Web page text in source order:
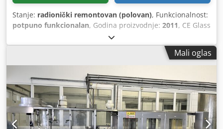
Stanje: radionički remontovan (polovan), Funkcionalnost:
potpuno funkcionalan, Godina proizvodnje: 2011, CE Glass
vertikalna mašina za pranje i sušenje stakla, širine
1600mm. Chsdpfx Acox A Uq Ho Dja Mašina je servisirana,
pregledana i odmah spremna za rad. Nove gumice za
izvlačenje vode, novi ležajevi. Pravac rada: s desna na levo
Maksimalna visina stakla za pranje: 1600mm Broj četki: 4
Ventilator za sušenje Kabina od nerđajućeg čelika Grejanje
vode Pozadinsko osvetljenje Senzor zaustavljanja Mašina je
u potpunosti pregledana, očišćena i može se pogledati u
savršenom radnom stanju na našem skladištu!
Mali oglas